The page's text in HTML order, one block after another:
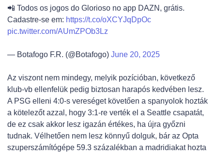
📲 Todos os jogos do Glorioso no app DAZN, grátis.
Cadastre-se em: https://t.co/oXCYJqDpOc
pic.twitter.com/AUmZPOb3Lz
— Botafogo F.R. (@Botafogo) June 20, 2025
Az viszont nem mindegy, melyik pozícióban, következő
klub-vb ellenfelük pedig biztosan harapós kedvében lesz.
A PSG elleni 4:0-s vereséget követően a spanyolok hozták
a kötelezőt azzal, hogy 3:1-re verték el a Seattle csapatát,
de ez csak akkor lesz igazán értékes, ha újra győzni
tudnak. Vélhetően nem lesz könnyű dolguk, bár az Opta
szuperszámítógépe 59.3 százalékban a madridiakat hozta